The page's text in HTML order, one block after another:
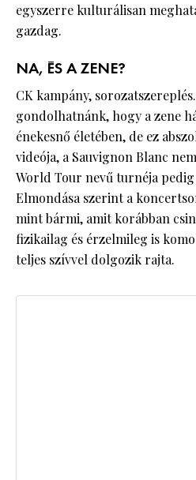
egyszerre kulturálisan
gazdag.
NA, ÉS A ZENE?
CK kampány,
gondolhatnánk, hogy a zene
énekesnő életében, de ez
videója, a Sauvignon Blanc
World Tour nevű turnéja
Elmondása szerint a
mint bármi, amit korábban
fizikailag és érzelmileg is
teljes szívvel dolgozik rajta.